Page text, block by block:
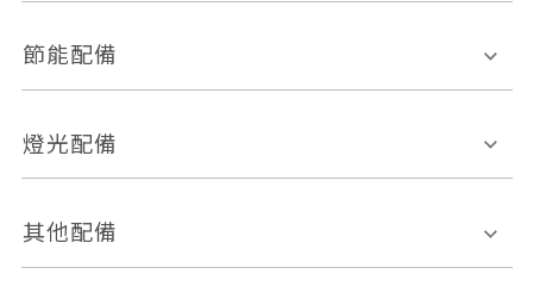
車道偏離警示
自動停車系統 盲點偵測系統
倒車雷達
外部音源接入
節能配備
引擎啟閉系統
燈光配備
感應頭燈
其他配備